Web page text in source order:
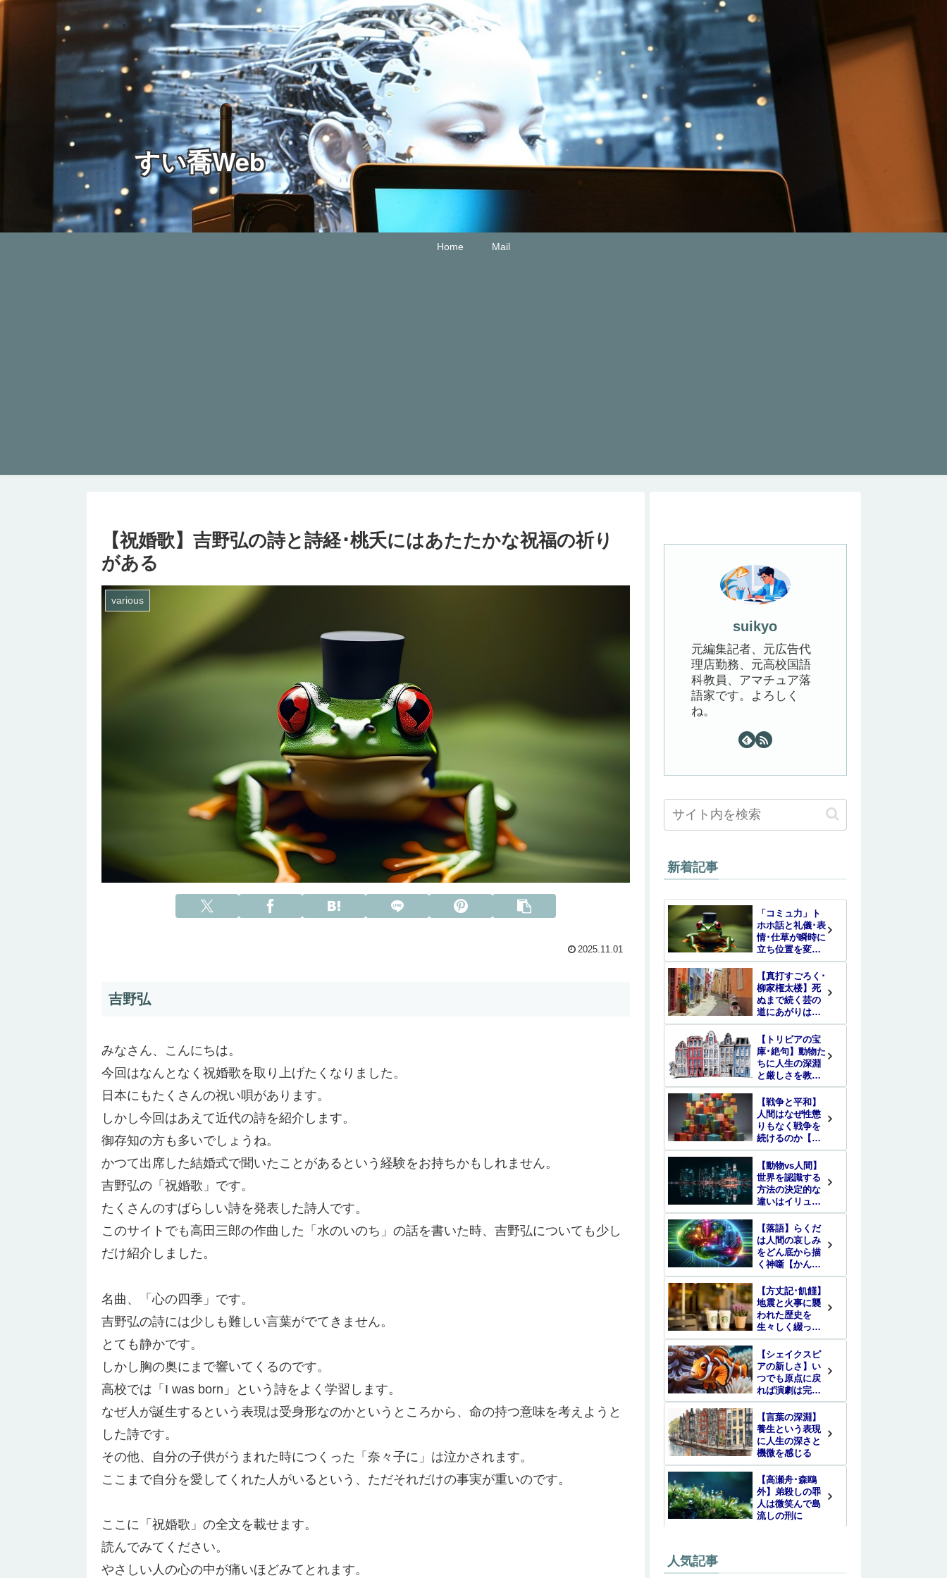
すい喬Web
Home Mail
【祝婚歌】吉野弘の詩と詩経･桃夭にはあたたかな祝福の祈り
がある
various
2025.11.01
吉野弘
みなさん、こんにちは。
今回はなんとなく祝婚歌を取り上げたくなりました。
日本にもたくさんの祝い唄があります。
しかし今回はあえて近代の詩を紹介します。
御存知の方も多いでしょうね。
かつて出席した結婚式で聞いたことがあるという経験をお持ちかもしれません。
吉野弘の「祝婚歌」です。
たくさんのすばらしい詩を発表した詩人です。
このサイトでも高田三郎の作曲した「水のいのち」の話を書いた時、吉野弘についても少し
だけ紹介しました。
名曲、「心の四季」です。
吉野弘の詩には少しも難しい言葉がでてきません。
とても静かです。
しかし胸の奥にまで響いてくるのです。
高校では「I was born」という詩をよく学習します。
なぜ人が誕生するという表現は受身形なのかというところから、命の持つ意味を考えようと
した詩です。
その他、自分の子供がうまれた時につくった「奈々子に」は泣かされます。
ここまで自分を愛してくれた人がいるという、ただそれだけの事実が重いのです。
ここに「祝婚歌」の全文を載せます。
読んでみてください。
やさしい人の心の中が痛いほどみてとれます。
suikyo
元編集記者、元広告代
理店勤務、元高校国語
科教員、アマチュア落
語家です。よろしく
ね。
新着記事
「コミュ力」ト
ホホ話と礼儀･表
情･仕草が瞬時に
立ち位置を変え
る
【真打すごろく･
柳家権太楼】死
ぬまで続く芸の
道にあがりはな
いという真実
【トリビアの宝
庫･絶句】動物た
ちに人生の深淵
と厳しさを教え
られた
【戦争と平和】
人間はなぜ性懲
りもなく戦争を
続けるのか【エ
ントロピー】
【動物vs人間】
世界を認識する
方法の決定的な
違いはイリュー
ジョンの差
【落語】らくだ
は人間の哀しみ
をどん底から描
く神噺【かんか
んのう】
【方丈記･飢饉】
地震と火事に襲
われた歴史を
生々しく綴った
名随筆
【シェイクスピ
アの新しさ】い
つでも原点に戻
れば演劇は完全
に再生する
【言葉の深淵】
養生という表現
に人生の深さと
機微を感じる
【高瀬舟･森鴎
外】弟殺しの罪
人は微笑んで島
流しの刑に
人気記事